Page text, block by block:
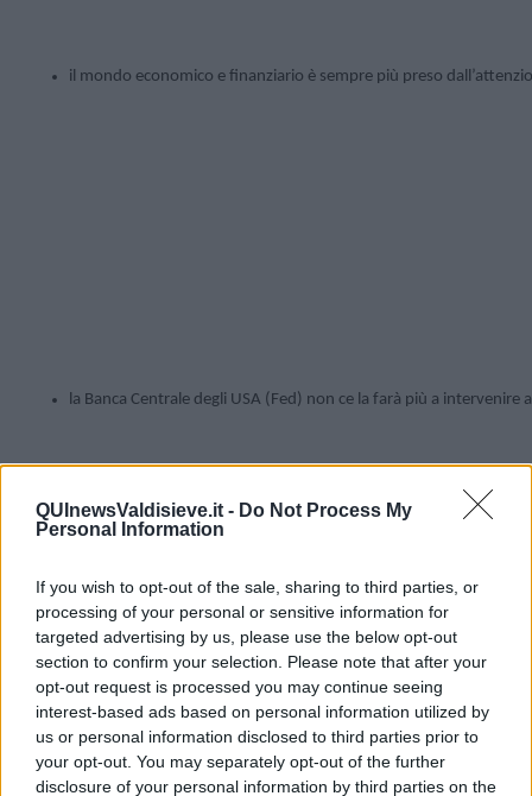
QUInewsValdisieve.it - Do Not Process My
Personal Information
If you wish to opt-out of the sale, sharing to third parties, or
processing of your personal or sensitive information for
targeted advertising by us, please use the below opt-out
section to confirm your selection. Please note that after your
opt-out request is processed you may continue seeing
interest-based ads based on personal information utilized by
us or personal information disclosed to third parties prior to
your opt-out. You may separately opt-out of the further
disclosure of your personal information by third parties on the
il mondo economico e finanziario è sempre più preso
la Banca Centrale degli USA (Fed) non ce la farà più a
Non si può che convenire:
la Borsa è gonfiata;